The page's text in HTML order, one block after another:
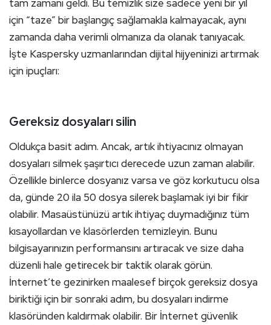
tam zamanı geldi. Bu temizlik size sadece yeni bir yıl
için “taze” bir başlangıç sağlamakla kalmayacak, aynı
zamanda daha verimli olmanıza da olanak tanıyacak.
İşte Kaspersky uzmanlarından dijital hijyeninizi artırmak
için ipuçları:
Gereksiz dosyaları silin
Oldukça basit adım. Ancak, artık ihtiyacınız olmayan
dosyaları silmek şaşırtıcı derecede uzun zaman alabilir.
Özellikle binlerce dosyanız varsa ve göz korkutucu olsa
da, günde 20 ila 50 dosya silerek başlamak iyi bir fikir
olabilir. Masaüstünüzü artık ihtiyaç duymadığınız tüm
kısayollardan ve klasörlerden temizleyin. Bunu
bilgisayarınızın performansını artıracak ve size daha
düzenli hale getirecek bir taktik olarak görün.
İnternet’te gezinirken maalesef birçok gereksiz dosya
biriktiği için bir sonraki adım, bu dosyaları indirme
klasöründen kaldırmak olabilir. Bir İnternet güvenlik